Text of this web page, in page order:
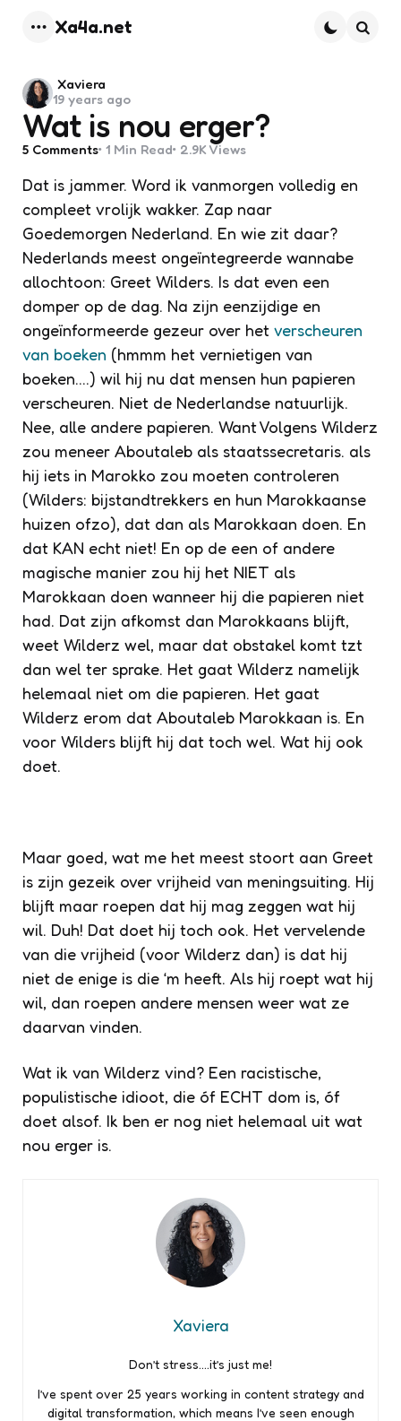
Xa4a.net
Wat is nou erger?
Posted
by
Xaviera
19 years ago
5 Comments 1 Min Read 2.9K Views
Dat is jammer. Word ik vanmorgen volledig en
compleet vrolijk wakker. Zap naar
Goedemorgen Nederland. En wie zit daar?
Nederlands meest ongeïntegreerde wannabe
allochtoon: Greet Wilders. Is dat even een
domper op de dag. Na zijn eenzijdige en
ongeïnformeerde gezeur over het verscheuren
van boeken (hmmm het vernietigen van
boeken….) wil hij nu dat mensen hun papieren
verscheuren. Niet de Nederlandse natuurlijk.
Nee, alle andere papieren. Want Volgens Wilderz
zou meneer Aboutaleb als staatssecretaris. als
hij iets in Marokko zou moeten controleren
(Wilders: bijstandtrekkers en hun Marokkaanse
huizen ofzo), dat dan als Marokkaan doen. En
dat KAN echt niet! En op de een of andere
magische manier zou hij het NIET als
Marokkaan doen wanneer hij die papieren niet
had. Dat zijn afkomst dan Marokkaans blijft,
weet Wilderz wel, maar dat obstakel komt tzt
dan wel ter sprake. Het gaat Wilderz namelijk
helemaal niet om die papieren. Het gaat
Wilderz erom dat Aboutaleb Marokkaan is. En
voor Wilders blijft hij dat toch wel. Wat hij ook
doet.
Maar goed, wat me het meest stoort aan Greet
is zijn gezeik over vrijheid van meningsuiting. Hij
blijft maar roepen dat hij mag zeggen wat hij
wil. Duh! Dat doet hij toch ook. Het vervelende
van die vrijheid (voor Wilderz dan) is dat hij
niet de enige is die ‘m heeft. Als hij roept wat hij
wil, dan roepen andere mensen weer wat ze
daarvan vinden.
Wat ik van Wilderz vind? Een racistische,
populistische idioot, die óf ECHT dom is, óf
doet alsof. Ik ben er nog niet helemaal uit wat
nou erger is.
Xaviera
Don’t stress….it’s just me!
I’ve spent over 25 years working in content strategy and
digital transformation, which means I’ve seen enough